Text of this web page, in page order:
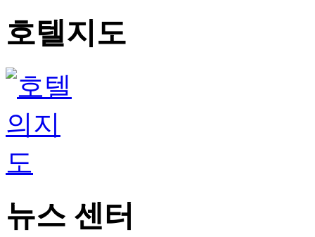
호텔지도
뉴스 센터